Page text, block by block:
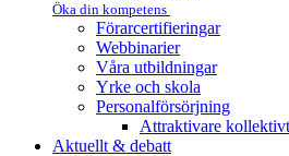
Öka din kompetens
Förarcertifieringar
Webbinarier
Våra utbildningar
Yrke och skola
Personalförsörjning
Attraktivare
Aktuellt & debatt